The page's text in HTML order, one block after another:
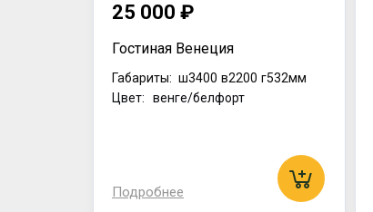
25 000 ₽
Гостиная Венеция
Габариты: ш3400 в2200 г532мм
Цвет: венге/белфорт
Подробнее